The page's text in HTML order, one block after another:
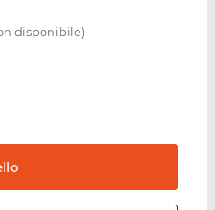
disponibile)